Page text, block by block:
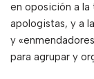
en oposición a
apologistas, y a
y
para agrupar y